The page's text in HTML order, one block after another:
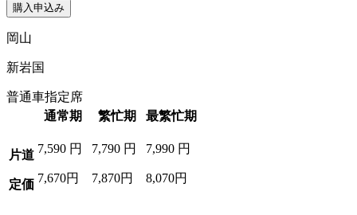
購入申込み
岡山
新岩国
普通車指定席
通常期
繁忙期 最繁忙期
片道
定価
7,590 円
7,670円
7,790 円
7,870円
7,990 円
8,070円